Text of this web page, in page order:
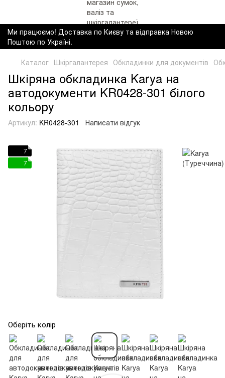
Ми працюємо! Доставка по Києву та відправка Новою
Поштою по Україні.
Каталог Шкіргалантерея Обкладинки для документів
Шкіряна обкладинка Karya на
автодокументи KR0428-301 білого
кольору
Артикул: KR0428-301 Написати відгук
7
7
Оберіть колір